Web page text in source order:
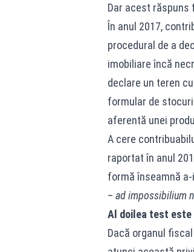
Dar acest răspuns
În anul 2017,
procedural de a
imobiliare încă
declare un teren
formular de
aferentă unei
A cere
raportat în anul
formă înseamnă
– ad impossibilium
Al doilea test
Dacă organul